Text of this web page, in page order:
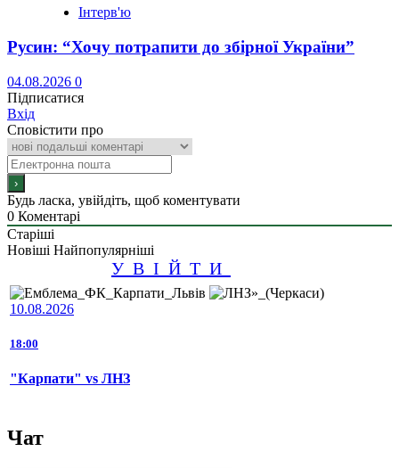
Інтерв'ю
Русин: “Хочу потрапити до збірної України”
04.08.2026 0
Підписатися
Вхід
Сповістити про
Будь ласка, увійдіть, щоб коментувати
0 Коментарі
Старіші
Новіші Найпопулярніші
УВІЙТИ
10.08.2026
18:00
"Карпати" vs ЛНЗ
Чат